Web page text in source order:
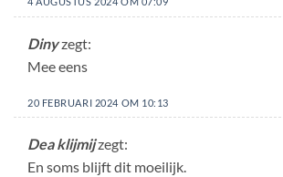
Dinyzegt:
Mee eens
20 FEBRUARI 2024 OM 10:13
Dea klijmijzegt:
En soms blijft dit moeilijk.